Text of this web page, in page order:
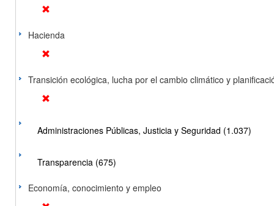
Hacienda
Transición ecológica, lucha por el cambio climático y
Administraciones Públicas, Justicia y Seguridad (1.037)
Transparencia (675)
Economía, conocimiento y empleo